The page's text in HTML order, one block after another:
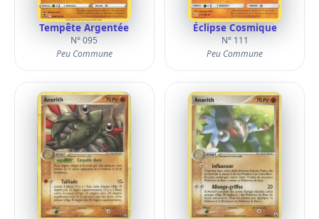
Tempête Argentée
N° 095
Peu Commune
Éclipse Cosmique
N° 111
Peu Commune